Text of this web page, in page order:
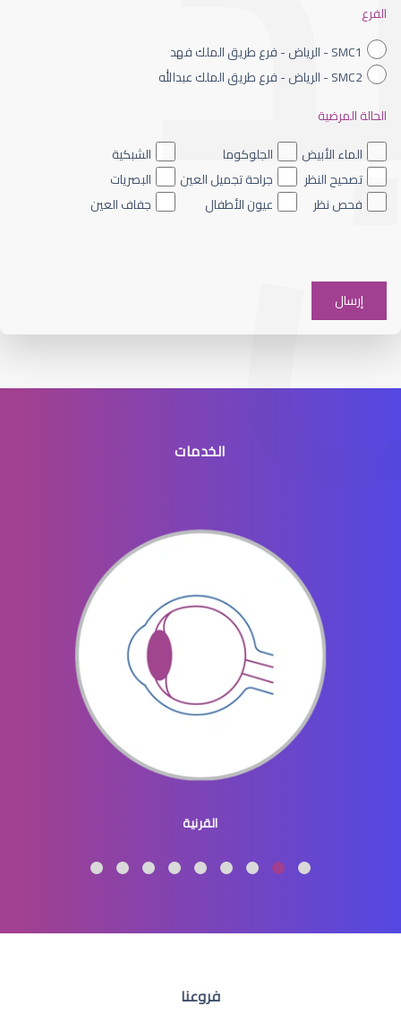
عيون الاطفال الملونه
عيون الاطفال الخدج
عيون الاطفال المنتفخه
عيون الاطفال المنغوليين
الفرع
SMC1 - الرياض - فرع طريق الملك فهد
SMC2 - الرياض - فرع طريق الملك عبدالله
الحالة المرضية
الماء الأبيض
الجلوكوما
الشبكية
تصحيح النظر
جراحة تجميل العين
البصريات
فحص نظر
عيون الأطفال جفاف العين
الخدمات
القرنية
فروعنا